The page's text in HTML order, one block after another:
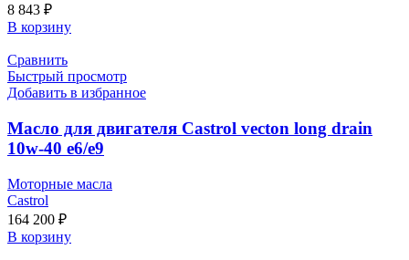
8 843 ₽
В корзину
Сравнить
Быстрый просмотр
Добавить в избранное
Масло для двигателя Castrol vecton long drain
10w-40 e6/e9
Моторные масла
Castrol
164 200 ₽
В корзину